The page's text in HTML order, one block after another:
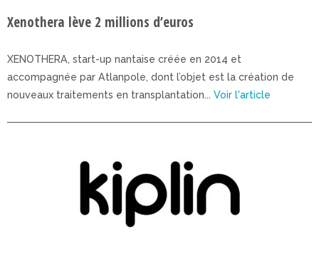
Xenothera lève 2 millions d’euros
XENOTHERA, start-up nantaise créée en 2014 et
accompagnée par Atlanpole, dont l’objet est la création de
nouveaux traitements en transplantation... Voir l'article